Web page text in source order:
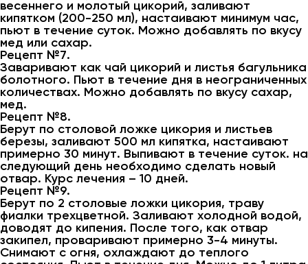
весеннего и молотый цикорий, заливают
кипятком (200-250 мл), настаивают минимум час,
пьют в течение суток. Можно добавлять по вкусу
мед или сахар.
Рецепт №7.
Заваривают как чай цикорий и листья багульника
болотного. Пьют в течение дня в неограниченных
количествах. Можно добавлять по вкусу сахар,
мед.
Рецепт №8.
Берут по столовой ложке цикория и листьев
березы, заливают 500 мл кипятка, настаивают
примерно 30 минут. Выпивают в течение суток. на
следующий день необходимо сделать новый
отвар. Курс лечения – 10 дней.
Рецепт №9.
Берут по 2 столовые ложки цикория, траву
фиалки трехцветной. Заливают холодной водой,
доводят до кипения. После того, как отвар
закипел, проваривают примерно 3-4 минуты.
Снимают с огня, охлаждают до теплого